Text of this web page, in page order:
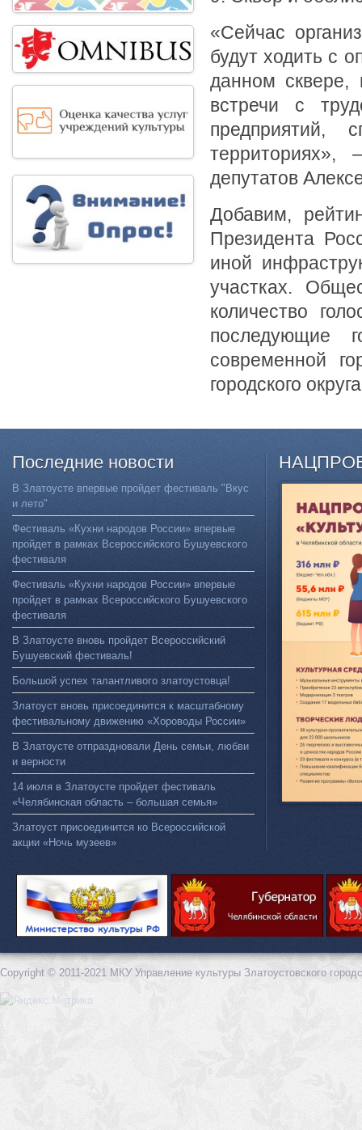
«Сейчас
будут ходить с
данном сквере,
встречи с
территориях»,
депутатов
Добавим,
Президента
иной
участках.
количество
последующие
современной
городского
Последние новости
В Златоусте впервые пройдет фестиваль "Вкус
и лето"
Фестиваль «Кухни народов России» впервые
пройдет в рамках Всероссийского Бушуевского
фестиваля
Фестиваль «Кухни народов России» впервые
пройдет в рамках Всероссийского Бушуевского
фестиваля
В Златоусте вновь пройдет Всероссийский
Бушуевский фестиваль!
Большой успех талантливого златоустовца!
Златоуст вновь присоединится к масштабному
фестивальному движению «Хороводы России»
В Златоусте отпраздновали День семьи, любви
и верности
14 июля в Златоусте пройдет фестиваль
«Челябинская область – большая семья»
Златоуст присоединится ко Всероссийской
акции «Ночь музеев»
Copyright © 2011-2021 МКУ Управление культуры Златоустовского